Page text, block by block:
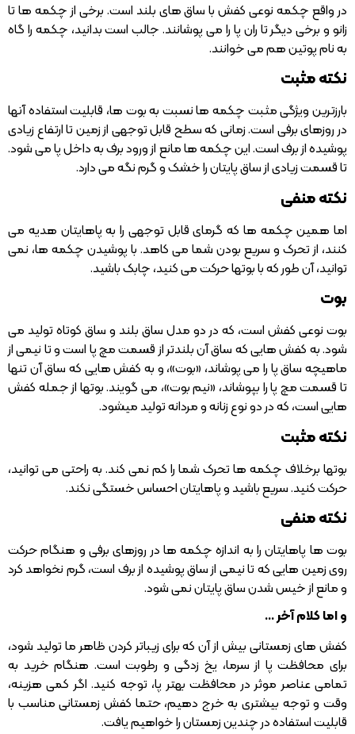
در واقع چکمه نوعی کفش با ساق های بلند است. برخی از چکمه ها تا
زانو و برخی دیگر تا ران پا را می پوشانند. جالب است بدانید، چکمه را گاه
به نام پوتین هم می خوانند.
نکته مثبت
بارزترین ویژگی مثبت چکمه ها نسبت به بوت ها، قابلیت استفاده آنها
در روزهای برفی است. زمانی که سطح قابل توجهی از زمین تا ارتفاع زیادی
پوشیده از برف است. این چکمه ها مانع از ورود برف به داخل پا می شود.
تا قسمت زیادی از ساق پایتان را خشک و گرم نگه می دارد.
نکته منفی
اما همین چکمه ها که گرمای قابل توجهی را به پاهایتان هدیه می
کنند، از تحرک و سریع بودن شما می کاهد. با پوشیدن چکمه ها، نمی
توانید، آن طور که با بوتها حرکت می کنید، چابک باشید.
بوت
بوت نوعی کفش است، که در دو مدل ساق بلند و ساق کوتاه تولید می
شود. به کفش هایی که ساق آن بلندتر از قسمت مچ پا است و تا نیمی از
ماهیچه ساق پا را می پوشاند، «بوت»، و به کفش هایی که ساق آن تنها
تا قسمت مچ پا را بپوشاند، «نیم بوت»، می گویند. بوتها از جمله کفش
هایی است، که در دو نوع زنانه و مردانه تولید میشود.
نکته مثبت
بوتها برخلاف چکمه ها تحرک شما را کم نمی کند. به راحتی می توانید،
حرکت کنید. سریع باشید و پاهایتان احساس خستگی نکند.
نکته منفی
بوت ها پاهایتان را به اندازه چکمه ها در روزهای برفی و هنگام حرکت
روی زمین هایی که تا نیمی از ساق پوشیده از برف است، گرم نخواهد کرد
و مانع از خیس شدن ساق پایتان نمی شود.
و اما کلام آخر …
کفش های زمستانی بیش از آن که برای زیباتر کردن ظاهر ما تولید شود،
برای محافظت پا از سرما، یخ زدگی و رطوبت است. هنگام خرید به
تمامی عناصر موثر در محافظت بهتر پا، توجه کنید. اگر کمی هزینه،
وقت و توجه بیشتری به خرج دهیم، حتما کفش زمستانی مناسب با
قابلیت استفاده در چندین زمستان را خواهیم یافت.